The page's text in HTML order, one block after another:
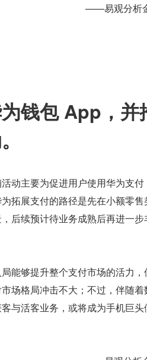
——易观分析
钱包 App，并
动主要为促进用户使用华为支
拓展支付的路径是先在小额零
后续预计待业务成熟后再进一
能够提升整个支付市场的活力
场格局冲击不大；不过，伴随
与活客业务，或将成为手机巨